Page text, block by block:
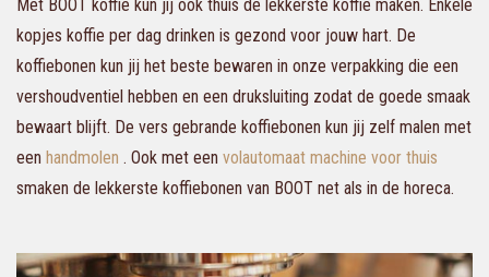
Met BOOT koffie kun jij ook thuis de lekkerste koffie maken. Enkele
kopjes koffie per dag drinken is gezond voor jouw hart. De
koffiebonen kun jij het beste bewaren in onze verpakking die een
vershoudventiel hebben en een druksluiting zodat de goede smaak
bewaart blijft. De vers gebrande koffiebonen kun jij zelf malen met
een handmolen . Ook met een volautomaat machine voor thuis
smaken de lekkerste koffiebonen van BOOT net als in de horeca.